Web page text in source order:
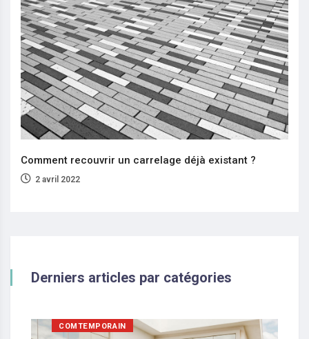
Comment recouvrir un carrelage déjà existant ?
2 avril 2022
Derniers articles par catégories
COMTEMPORAIN